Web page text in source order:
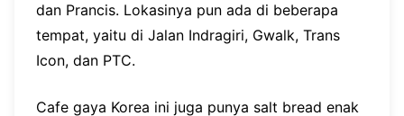
dan Prancis. Lokasinya pun ada di beberapa
tempat, yaitu di Jalan Indragiri, Gwalk, Trans
Icon, dan PTC.
Cafe gaya Korea ini juga punya salt bread enak